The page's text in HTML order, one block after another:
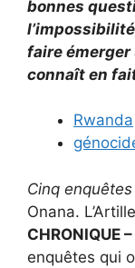
bonnes
faire émerger
connaît en
Rwanda
Cinq
Onana.
CHRONIQUE –
enquêtes qui